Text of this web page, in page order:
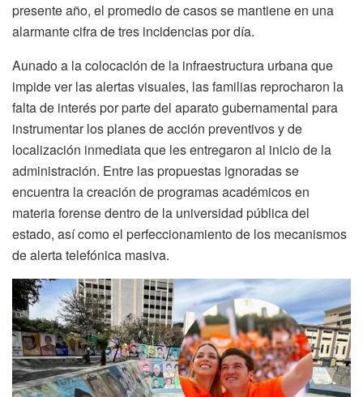
presente año, el promedio de casos se mantiene en una
alarmante cifra de tres incidencias por día.
Aunado a la colocación de la infraestructura urbana que
impide ver las alertas visuales, las familias reprocharon la
falta de interés por parte del aparato gubernamental para
instrumentar los planes de acción preventivos y de
localización inmediata que les entregaron al inicio de la
administración. Entre las propuestas ignoradas se
encuentra la creación de programas académicos en
materia forense dentro de la universidad pública del
estado, así como el perfeccionamiento de los mecanismos
de alerta telefónica masiva.